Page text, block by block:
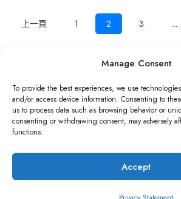
Manage Consent
To provide the best experiences, we use
and/or access device information. Consenting to
us to process data such as browsing behavior or
consenting or withdrawing consent, may adversely
functions.
Accept
文
導
覽
上一頁 1 2 3 ...